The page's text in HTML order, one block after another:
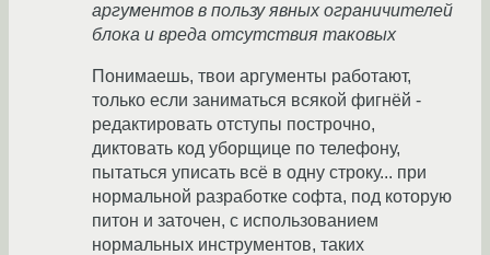
аргументов в пользу явных ограничителей
блока и вреда отсутствия таковых
Понимаешь, твои аргументы работают,
только если заниматься всякой фигнёй -
редактировать отступы построчно,
диктовать код уборщице по телефону,
пытаться уписать всё в одну строку... при
нормальной разработке софта, под которую
питон и заточен, с использованием
нормальных инструментов, таких